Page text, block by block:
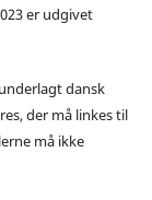
er udgivet
dansk
der må linkes til
må ikke